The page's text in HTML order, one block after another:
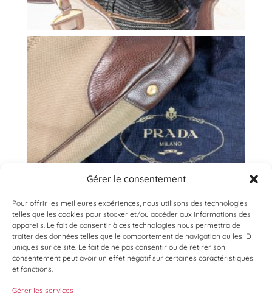
Gérer le consentement
Pour offrir les meilleures expériences, nous utilisons des technologies
telles que les cookies pour stocker et/ou accéder aux informations des
appareils. Le fait de consentir à ces technologies nous permettra de
traiter des données telles que le comportement de navigation ou les ID
uniques sur ce site. Le fait de ne pas consentir ou de retirer son
consentement peut avoir un effet négatif sur certaines caractéristiques
et fonctions.
Gérer les services